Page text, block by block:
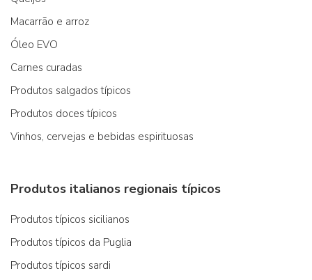
Macarrão e arroz
Óleo EVO
Carnes curadas
Produtos salgados típicos
Produtos doces típicos
Vinhos, cervejas e bebidas espirituosas
Produtos italianos regionais típicos
Produtos típicos sicilianos
Produtos típicos da Puglia
Produtos típicos sardi